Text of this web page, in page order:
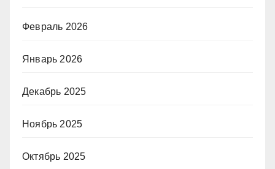
Февраль 2026
Январь 2026
Декабрь 2025
Ноябрь 2025
Октябрь 2025